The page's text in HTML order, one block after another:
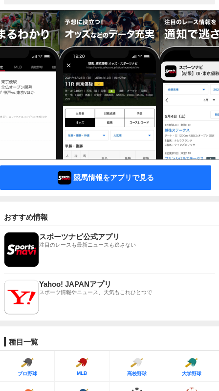
競馬情報をアプリで見る
おすすめ情報
スポーツナビ公式アプリ
注目のレースも最新ニュースも逃さない
Yahoo! JAPANアプリ
スポーツ情報やニュース、天気もこれひとつで
種目一覧
プロ野球 MLB 高校野球 大学野球